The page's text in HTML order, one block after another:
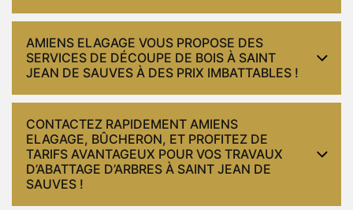
AMIENS ELAGAGE VOUS PROPOSE DES
SERVICES DE DÉCOUPE DE BOIS À SAINT
JEAN DE SAUVES À DES PRIX IMBATTABLES !
CONTACTEZ RAPIDEMENT AMIENS
ELAGAGE, BÛCHERON, ET PROFITEZ DE
TARIFS AVANTAGEUX POUR VOS TRAVAUX
D’ABATTAGE D’ARBRES À SAINT JEAN DE
SAUVES !